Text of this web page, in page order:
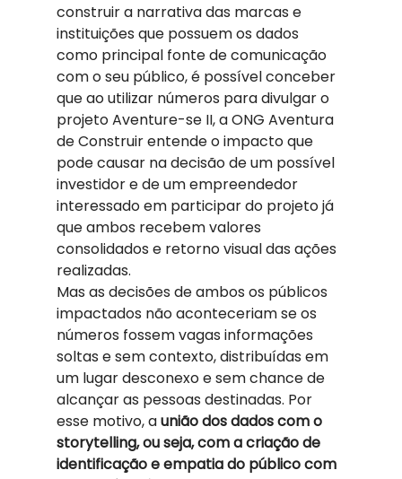
construir a narrativa das marcas e
instituições que possuem os dados
como principal fonte de comunicação
com o seu público, é possível conceber
que ao utilizar números para divulgar o
projeto Aventure-se II, a ONG Aventura
de Construir entende o impacto que
pode causar na decisão de um possível
investidor e de um empreendedor
interessado em participar do projeto já
que ambos recebem valores
consolidados e retorno visual das ações
realizadas.
Mas as decisões de ambos os públicos
impactados não aconteceriam se os
números fossem vagas informações
soltas e sem contexto, distribuídas em
um lugar desconexo e sem chance de
alcançar as pessoas destinadas. Por
esse motivo, a união dos dados com o
storytelling, ou seja, com a criação de
identificação e empatia do público com